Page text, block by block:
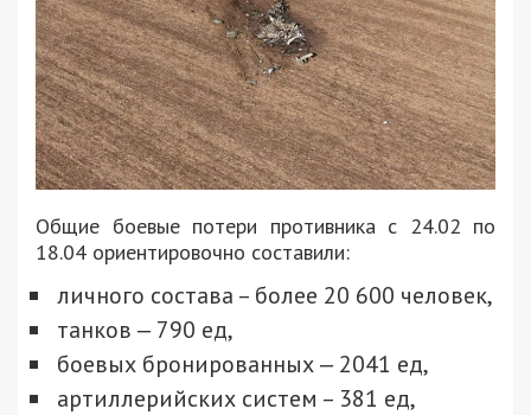
Общие боевые потери противника с 24.02 по
18.04 ориентировочно составили:
личного состава – более 20 600 человек,
танков ‒ 790 ед,
боевых бронированных ‒ 2041 ед,
артиллерийских систем – 381 ед,